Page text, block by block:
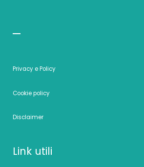
Privacy e Policy
Cookie policy
Disclaimer
Link utili